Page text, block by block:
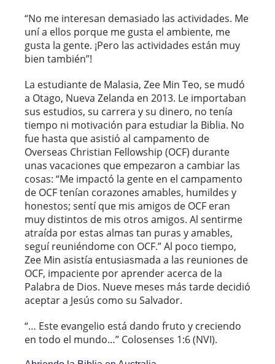
“No me interesan demasiado las actividades. Me
uní a ellos porque me gusta el ambiente, me
gusta la gente. ¡Pero las actividades están muy
bien también”!
La estudiante de Malasia, Zee Min Teo, se mudó
a Otago, Nueva Zelanda en 2013. Le importaban
sus estudios, su carrera y su dinero, no tenía
tiempo ni motivación para estudiar la Biblia. No
fue hasta que asistió al campamento de
Overseas Christian Fellowship (OCF) durante
unas vacaciones que empezaron a cambiar las
cosas: “Me impactó la gente en el campamento
de OCF tenían corazones amables, humildes y
honestos; sentí que mis amigos de OCF eran
muy distintos de mis otros amigos. Al sentirme
atraída por estas almas tan puras y amables,
seguí reuniéndome con OCF.” Al poco tiempo,
Zee Min asistía entusiasmada a las reuniones de
OCF, impaciente por aprender acerca de la
Palabra de Dios. Nueve meses más tarde decidió
aceptar a Jesús como su Salvador.
“… Este evangelio está dando fruto y creciendo
en todo el mundo…” Colosenses 1:6 (NVI).